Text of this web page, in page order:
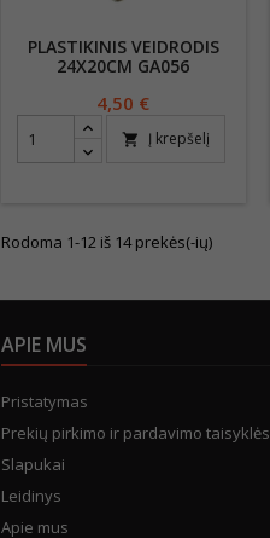
PLASTIKINIS VEIDRODIS
24X20CM GA056
Kaina
4,50 €
shopping_cart Į krepšelį
Rodoma 1-12 iš 14 prekės(-ių)
APIE MUS
Pristatymas
Prekių pirkimo ir pardavimo taisyklės
Slapukai
Leidinys
Apie mus